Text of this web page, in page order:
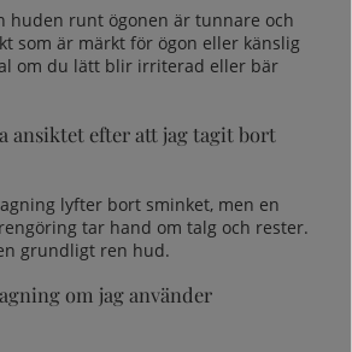
huden runt ögonen är tunnare och
som är märkt för ögon eller känslig
om du lätt blir irriterad eller bär
ansiktet efter att jag tagit bort
lyfter bort sminket, men en
tar hand om talg och rester.
grundligt ren hud.
om jag använder